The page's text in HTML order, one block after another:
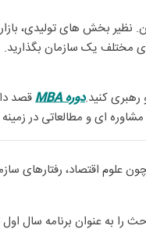
نظیر بخش های تولیدی،
مختلف یک سازمان بگذارید.
رهبری کنید.دوره MBA
قصد
ای و مطالعاتی در
اقتصاد، رفتارهای
را به عنوان برنامه